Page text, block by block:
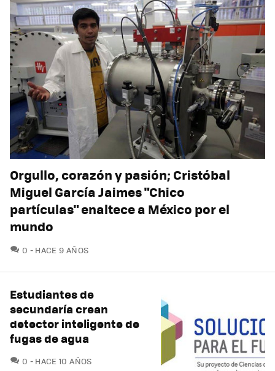
Orgullo, corazón y pasión; Cristóbal
Miguel García Jaimes "Chico
partículas" enaltece a México por el
mundo
0 COMENTARIOS
HACE 9 AÑOS
Estudiantes de
secundaría crean
detector inteligente de
fugas de agua
0 COMENTARIOS
HACE 10 AÑOS